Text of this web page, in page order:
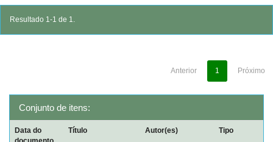
Resultado 1-1 de 1.
Anterior 1 Próximo
Conjunto de itens:
Data do
Título Autor(es) Tipo